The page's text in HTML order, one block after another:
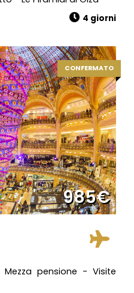
4 giorni
CONFERMATO
985€
pensione - Visite